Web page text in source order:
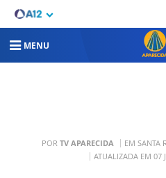
MENU
POR TV APARECIDA EM SANTA
ATUALIZADA EM 07